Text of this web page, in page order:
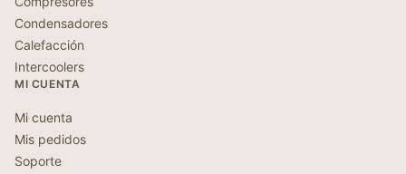
Condensadores
Calefacción
Intercoolers
MI CUENTA
Mi cuenta
Mis pedidos
Soporte